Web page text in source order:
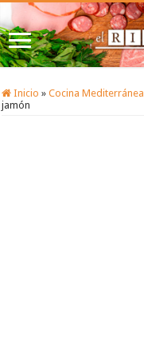
Inicio » Cocina Mediterránea
jamón